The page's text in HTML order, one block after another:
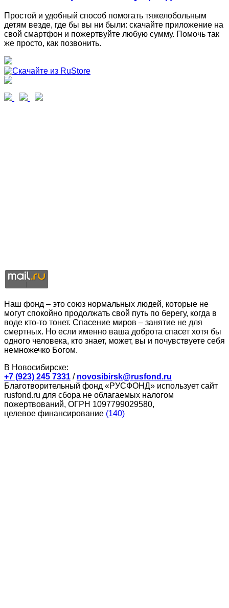
Простой и удобный способ помогать тяжелобольным
детям везде, где бы вы ни были: скачайте приложение на
свой смартфон и пожертвуйте любую сумму. Помочь так
же просто, как позвонить.
Наш фонд – это союз нормальных людей, которые не
могут спокойно продолжать свой путь по берегу, когда в
воде кто-то тонет. Спасение миров – занятие не для
смертных. Но если именно ваша доброта спасет хотя бы
одного человека, кто знает, может, вы и почувствуете себя
немножечко Богом.
В Новосибирске:
+7 (923) 245 7331 / novosibirsk@rusfond.ru
Благотворительный фонд «РУСФОНД» использует сайт
rusfond.ru для сбора не облагаемых налогом
пожертвований, ОГРН 1097799029580,
целевое финансирование (140)